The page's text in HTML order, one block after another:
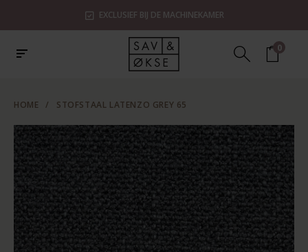
EXCLUSIEF BIJ DE MACHINEKAMER
0
HOME / STOFSTAAL LATENZO GREY 65